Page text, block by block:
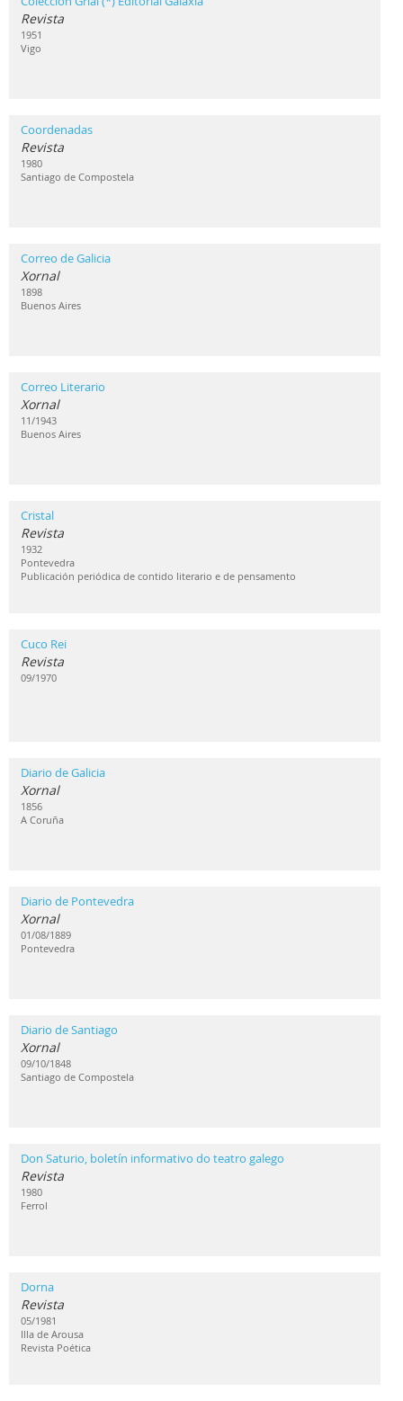
Revista
1951
Vigo
Coordenadas
Revista
1980
Santiago de Compostela
Correo de Galicia
Xornal
1898
Buenos Aires
Correo Literario
Xornal
11/1943
Buenos Aires
Cristal
Revista
1932
Pontevedra
Publicación periódica de contido literario e de pensamento
Cuco Rei
Revista
09/1970
Diario de Galicia
Xornal
1856
A Coruña
Diario de Pontevedra
Xornal
01/08/1889
Pontevedra
Diario de Santiago
Xornal
09/10/1848
Santiago de Compostela
Don Saturio, boletín informativo do teatro galego
Revista
1980
Ferrol
Dorna
Revista
05/1981
Illa de Arousa
Revista Poética